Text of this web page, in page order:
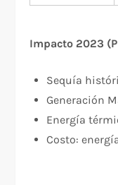
Impacto 2023
Sequía
Generación
Energía
Costo: